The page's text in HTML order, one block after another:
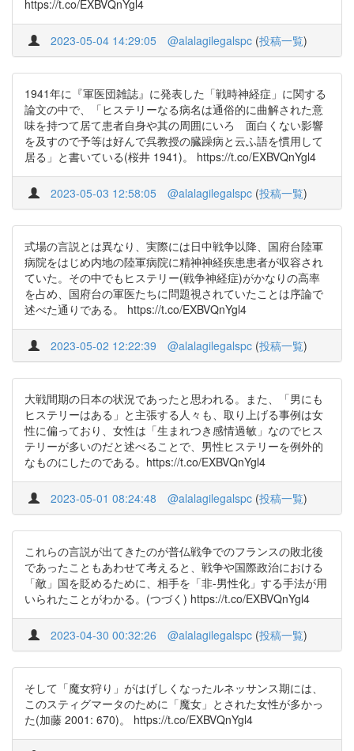
https://t.co/EXBVQnYgl4
2023-05-04 14:29:05 @alalagilegalspc (投稿一覧)
1941年に『軍医団雑誌』に発表した「戦時神経症」に関する
論文の中で、「ヒステリーなる病名は通俗的に曲解された意
味を持つて居て患者自身や其の周囲にいろゝ面白くない影響
を及すので予等は好んで呉教授の臓躁病と云ふ語を慣用して
居る」と書いている(桜井 1941)。 https://t.co/EXBVQnYgl4
2023-05-03 12:58:05 @alalagilegalspc (投稿一覧)
式場の言説とは異なり、実際には日中戦争以降、国府台陸軍
病院をはじめ内地の陸軍病院に精神神経疾患患者が収容され
ていた。その中でもヒステリー(戦争神経症)がかなりの高率
を占め、国府台の軍医たちに問題視されていたことは序論で
述べた通りである。 https://t.co/EXBVQnYgl4
2023-05-02 12:22:39 @alalagilegalspc (投稿一覧)
大戦間期の日本の状況であったと思われる。また、「男にも
ヒステリーはある」と主張する人々も、取り上げる事例は女
性に偏っており、女性は「生まれつき感情過敏」なのでヒス
テリーが多いのだと述べることで、男性ヒステリーを例外的
なものにしたのである。https://t.co/EXBVQnYgl4
2023-05-01 08:24:48 @alalagilegalspc (投稿一覧)
これらの言説が出てきたのが普仏戦争でのフランスの敗北後
であったこともあわせて考えると、戦争や国際政治における
「敵」国を貶めるために、相手を「非-男性化」する手法が用
いられたことがわかる。(つづく) https://t.co/EXBVQnYgl4
2023-04-30 00:32:26 @alalagilegalspc (投稿一覧)
そして「魔女狩り」がはげしくなったルネッサンス期には、
このスティグマータのために「魔女」とされた女性が多かっ
た(加藤 2001: 670)。 https://t.co/EXBVQnYgl4